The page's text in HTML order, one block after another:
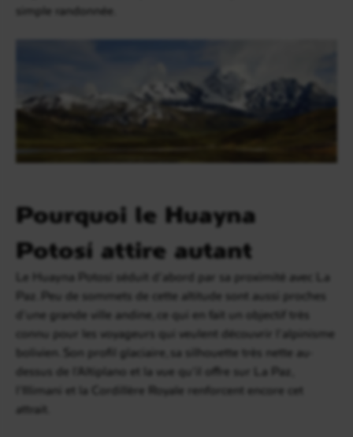
simple randonnée.
Pourquoi le Huayna
Potosí attire autant
Le Huayna Potosí séduit d’abord par sa proximité avec La
Paz. Peu de sommets de cette altitude sont aussi proches
d’une grande ville andine, ce qui en fait un objectif très
connu pour les voyageurs qui veulent découvrir l’alpinisme
bolivien. Son profil glaciaire, sa silhouette très nette au-
dessus de l’Altiplano et la vue qu’il offre sur La Paz,
l’Illimani et la Cordillère Royale renforcent encore cet
attrait.